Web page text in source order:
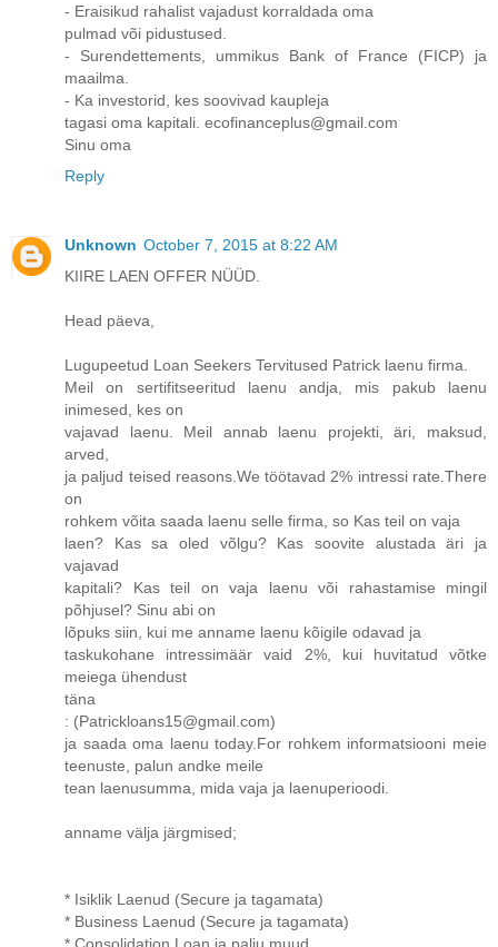
- Eraisikud rahalist vajadust korraldada oma
pulmad või pidustused.
- Surendettements, ummikus Bank of France (FICP) ja
maailma.
- Ka investorid, kes soovivad kaupleja
tagasi oma kapitali. ecofinanceplus@gmail.com
Sinu oma
Reply
Unknown October 7, 2015 at 8:22 AM
KIIRE LAEN OFFER NÜÜD.
Head päeva,
Lugupeetud Loan Seekers Tervitused Patrick laenu firma.
Meil on sertifitseeritud laenu andja, mis pakub laenu
inimesed, kes on
vajavad laenu. Meil annab laenu projekti, äri, maksud,
arved,
ja paljud teised reasons.We töötavad 2% intressi rate.There
on
rohkem võita saada laenu selle firma, so Kas teil on vaja
laen? Kas sa oled võlgu? Kas soovite alustada äri ja
vajavad
kapitali? Kas teil on vaja laenu või rahastamise mingil
põhjusel? Sinu abi on
lõpuks siin, kui me anname laenu kõigile odavad ja
taskukohane intressimäär vaid 2%, kui huvitatud võtke
meiega ühendust
täna
: (Patrickloans15@gmail.com)
ja saada oma laenu today.For rohkem informatsiooni meie
teenuste, palun andke meile
tean laenusumma, mida vaja ja laenuperioodi.
anname välja järgmised;
* Isiklik Laenud (Secure ja tagamata)
* Business Laenud (Secure ja tagamata)
* Consolidation Loan ja palju muud.